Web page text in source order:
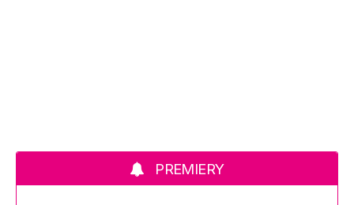
PREMIERY